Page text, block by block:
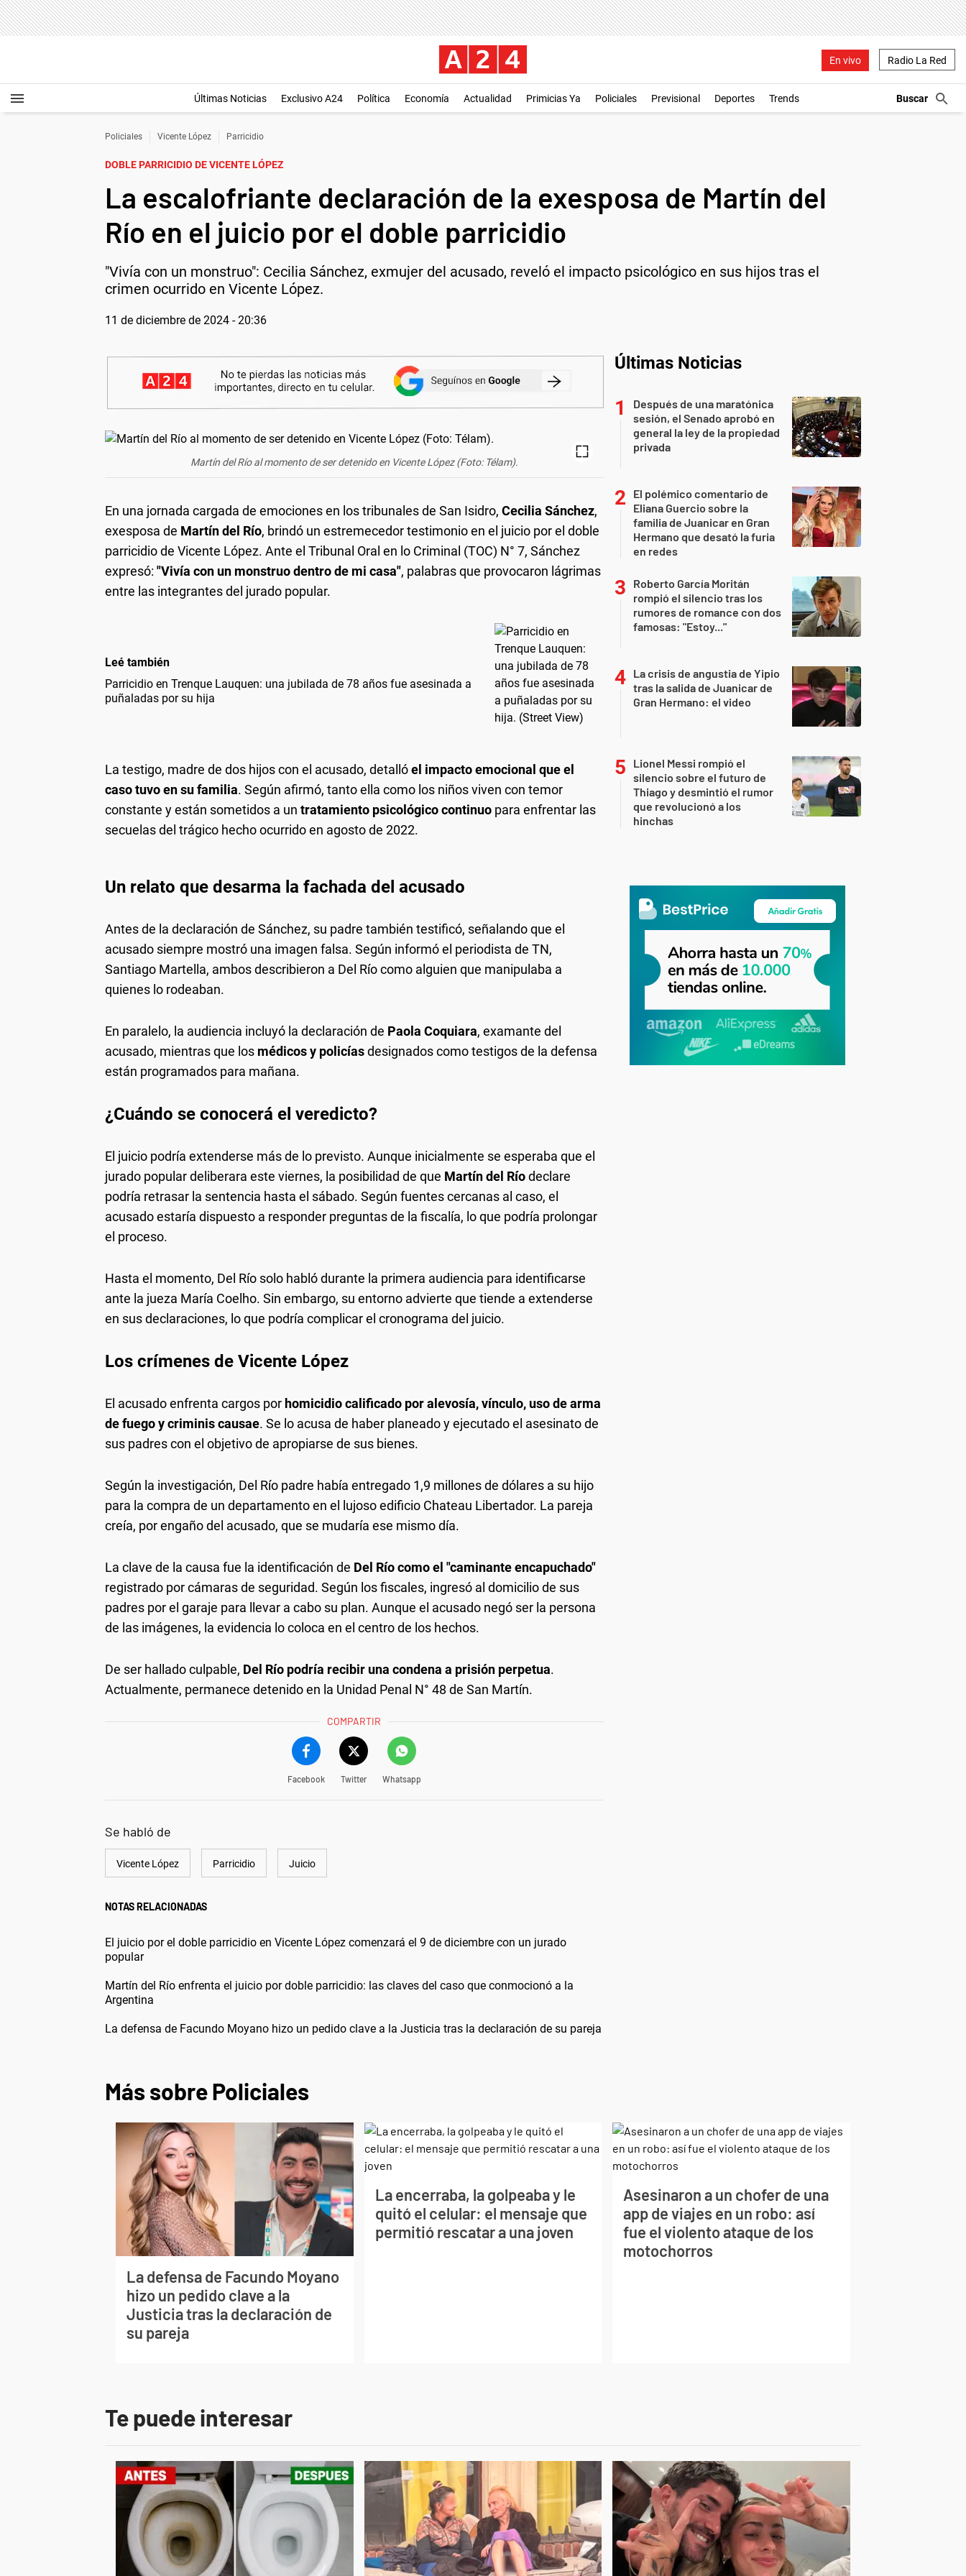
En vivo Radio La Red
Últimas Noticias Exclusivo A24 Política Economía Actualidad Primicias Ya Policiales Previsional Deportes Trends
Policiales Vicente López Parricidio
DOBLE PARRICIDIO DE VICENTE LÓPEZ
La escalofriante declaración de la exesposa de Martín del
Río en el juicio por el doble parricidio
"Vivía con un monstruo": Cecilia Sánchez, exmujer del acusado, reveló el impacto psicológico en sus hijos tras el
crimen ocurrido en Vicente López.
11 de diciembre de 2024 - 20:36
Martín del Río al momento de ser detenido en Vicente López (Foto: Télam).
En una jornada cargada de emociones en los tribunales de San Isidro, Cecilia Sánchez,
exesposa de Martín del Río, brindó un estremecedor testimonio en el juicio por el doble
parricidio de Vicente López. Ante el Tribunal Oral en lo Criminal (TOC) N° 7, Sánchez
expresó: "Vivía con un monstruo dentro de mi casa", palabras que provocaron lágrimas
entre las integrantes del jurado popular.
Leé también
Parricidio en Trenque Lauquen: una jubilada de 78 años fue asesinada a
puñaladas por su hija
La testigo, madre de dos hijos con el acusado, detallóel impacto emocional que el
caso tuvo en su familia. Según afirmó, tanto ella como los niños viven con temor
constante y están sometidos a un tratamiento psicológico continuo para enfrentar las
secuelas del trágico hecho ocurrido en agosto de 2022.
Un relato que desarma la fachada del acusado
Antes de la declaración de Sánchez, su padre también testificó, señalando que el
acusado siempre mostró una imagen falsa. Según informó el periodista de TN,
Santiago Martella, ambos describieron a Del Río como alguien que manipulaba a
quienes lo rodeaban.
En paralelo, la audiencia incluyó la declaración de Paola Coquiara, examante del
acusado, mientras que los médicos y policíasdesignados como testigos de la defensa
están programados para mañana.
¿Cuándo se conocerá el veredicto?
El juicio podría extenderse más de lo previsto. Aunque inicialmente se esperaba que el
jurado popular deliberara este viernes, la posibilidad de que Martín del Ríodeclare
podría retrasar la sentencia hasta el sábado. Según fuentes cercanas al caso, el
acusado estaría dispuesto a responder preguntas de la fiscalía, lo que podría prolongar
el proceso.
Hasta el momento, Del Río solo habló durante la primera audiencia para identificarse
ante la jueza María Coelho. Sin embargo, su entorno advierte que tiende a extenderse
en sus declaraciones, lo que podría complicar el cronograma del juicio.
Los crímenes de Vicente López
El acusado enfrenta cargos por homicidio calificado por alevosía, vínculo, uso de arma
de fuego y criminis causae. Se lo acusa de haber planeado y ejecutado el asesinato de
sus padres con el objetivo de apropiarse de sus bienes.
Según la investigación, Del Río padre había entregado 1,9 millones de dólares a su hijo
para la compra de un departamento en el lujoso edificio Chateau Libertador. La pareja
creía, por engaño del acusado, que se mudaría ese mismo día.
La clave de la causa fue la identificación de Del Río como el "caminante encapuchado"
registrado por cámaras de seguridad. Según los fiscales, ingresó al domicilio de sus
padres por el garaje para llevar a cabo su plan. Aunque el acusado negó ser la persona
de las imágenes, la evidencia lo coloca en el centro de los hechos.
De ser hallado culpable, Del Río podría recibir una condena a prisión perpetua.
Actualmente, permanece detenido en la Unidad Penal N° 48 de San Martín.
COMPARTIR
Facebook Twitter Whatsapp
Se habló de
Vicente López Parricidio Juicio
NOTAS RELACIONADAS
El juicio por el doble parricidio en Vicente López comenzará el 9 de diciembre con un jurado
popular
Martín del Río enfrenta el juicio por doble parricidio: las claves del caso que conmocionó a la
Argentina
La defensa de Facundo Moyano hizo un pedido clave a la Justicia tras la declaración de su pareja
Últimas Noticias
Después de una maratónica
sesión, el Senado aprobó en
general la ley de la propiedad
privada
El polémico comentario de
Eliana Guercio sobre la
familia de Juanicar en Gran
Hermano que desató la furia
en redes
Roberto García Moritán
rompió el silencio tras los
rumores de romance con dos
famosas: "Estoy..."
La crisis de angustia de Yipio
tras la salida de Juanicar de
Gran Hermano: el video
Lionel Messi rompió el
silencio sobre el futuro de
Thiago y desmintió el rumor
que revolucionó a los
hinchas
Más sobre Policiales
La defensa de Facundo Moyano
hizo un pedido clave a la
Justicia tras la declaración de
su pareja
La encerraba, la golpeaba y le
quitó el celular: el mensaje que
permitió rescatar a una joven
Asesinaron a un chofer de una
app de viajes en un robo: así
fue el violento ataque de los
motochorros
Te puede interesar